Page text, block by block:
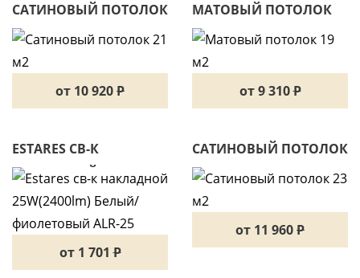
САТИНОВЫЙ ПОТОЛОК
21 М2
от 10 920P
МАТОВЫЙ ПОТОЛОК
19 М2
от 9 310P
ESTARES СВ-К
НАКЛАДНОЙ
25W(2400LM) БЕЛЫЙ/
ФИОЛЕТОВЫЙ ALR-25
от 1 701P
САТИНОВЫЙ ПОТОЛОК
23 М2
от 11 960P